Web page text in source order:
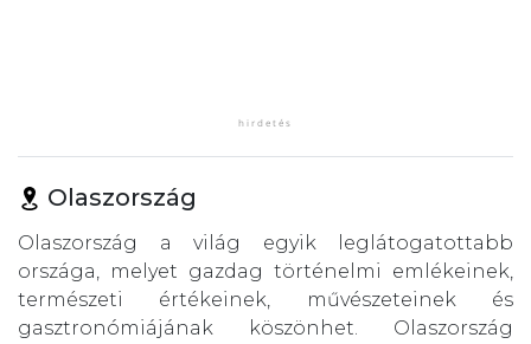
Olaszország
Olaszország a világ egyik leglátogatottabb
országa, melyet gazdag történelmi emlékeinek,
természeti értékeinek, művészeteinek és
gasztronómiájának köszönhet. Olaszország